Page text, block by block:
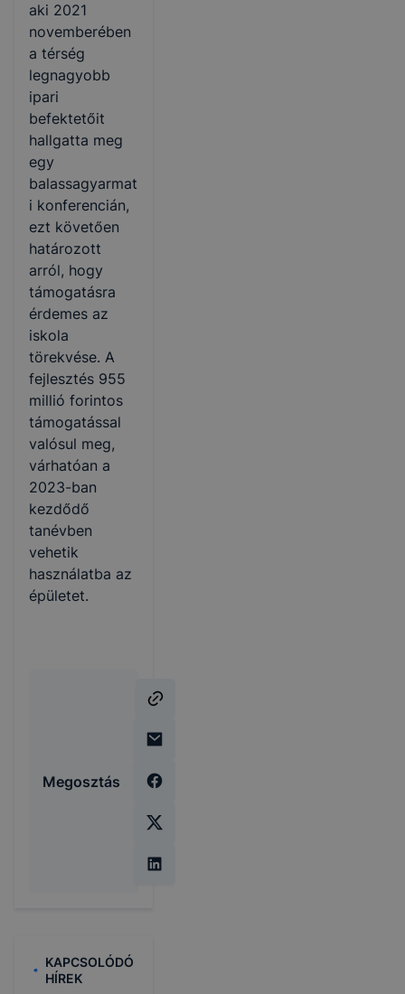
aki 2021
novemberében
a térség
legnagyobb
ipari
befektetőit
hallgatta meg
egy
balassagyarmat
i konferencián,
ezt követően
határozott
arról, hogy
támogatásra
érdemes az
iskola
törekvése. A
fejlesztés 955
millió forintos
támogatással
valósul meg,
várhatóan a
2023-ban
kezdődő
tanévben
vehetik
használatba az
épületet.
Megosztás
KAPCSOLÓDÓ
HÍREK